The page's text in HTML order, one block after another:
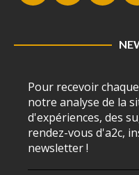
Pour recevoir
notre analyse de la
d'expériences, des
rendez-vous d'a2c,
newsletter !